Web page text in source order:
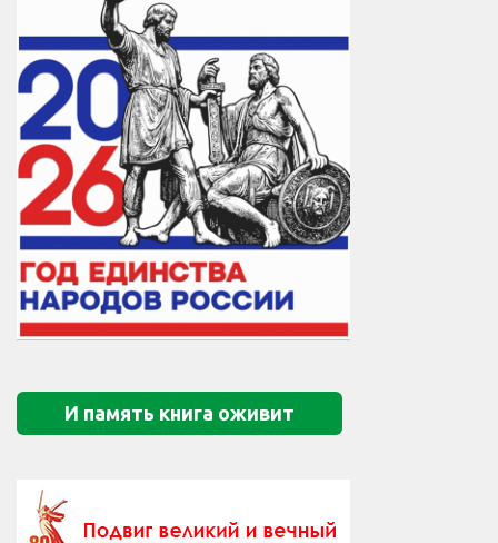
И память книга оживит